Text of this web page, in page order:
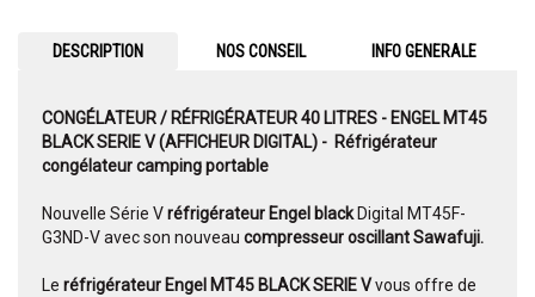
DESCRIPTION NOS CONSEIL INFO GENERALE
CONGÉLATEUR / RÉFRIGÉRATEUR 40 LITRES - ENGEL MT45
BLACK SERIE V (AFFICHEUR DIGITAL) - Réfrigérateur
congélateur camping portable
Nouvelle Série Vréfrigérateur Engel black Digital MT45F-
G3ND-V avec son nouveau compresseur oscillant Sawafuji.
Le réfrigérateur Engel MT45 BLACK SERIE Vvous offre de